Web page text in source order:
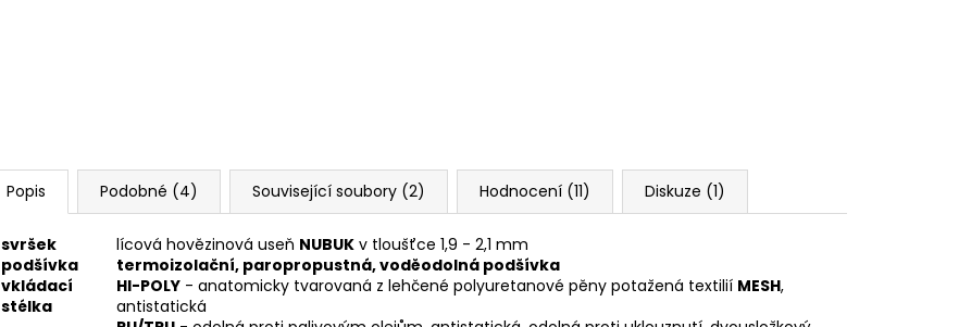
Popis Podobné (4) Související soubory (2) Hodnocení (11) Diskuze (1)
svršek lícová hovězinová useň NUBUK v tloušťce 1,9 - 2,1 mm
podšívka
termoizolační, paropropustná, voděodolná podšívka
vkládací
stélka
HI-POLY - anatomicky tvarovaná z lehčené polyuretanové pěny potažená textilií MESH,
antistatická